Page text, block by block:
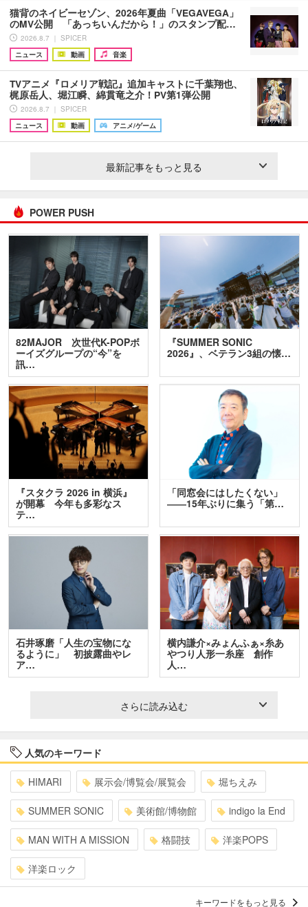
猫背のネイビーセゾン、2026年夏曲「VEGAVEGA」
のMV公開 「あっちいんだから！」のスタンプ配…
2026.8.7 ｜ SPICER
ニュース
動画 音楽
TVアニメ『ロメリア戦記』追加キャストに千葉翔也、
梶原岳人、堀江瞬、綿貫竜之介！PV第1弾公開
2026.8.7 ｜ SPICER
ニュース
動画 アニメ/ゲーム
最新記事をもっと見る
POWER PUSH
82MAJOR 次世代K-POPボ
ーイズグループの“今”を
訊…
『SUMMER SONIC
2026』、ベテラン3組の懐…
『スタクラ 2026 in 横浜』
が開幕 今年も多彩なス
テ…
「同窓会にはしたくない」
――15年ぶりに集う「第…
石井琢磨「人生の宝物にな
るように」 初披露曲やレ
ア…
横内謙介×みょんふぁ×糸あ
やつり人形一糸座 創作
人…
さらに読み込む
人気のキーワード
HIMARI 展示会/博覧会/展覧会 堀ちえみ
SUMMER SONIC 美術館/博物館 indigo la End
MAN WITH A MISSION 格闘技 洋楽POPS
洋楽ロック
キーワードをもっと見る